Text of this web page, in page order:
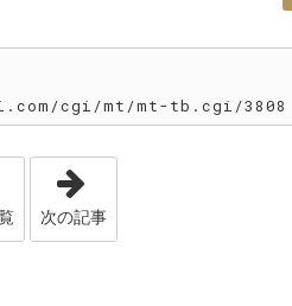
cgi/mt/mt-tb.cgi/3808
シークレット✨』 」
次の記事